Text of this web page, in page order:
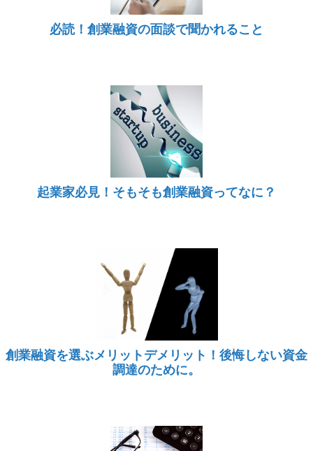
必読！創業融資の面談で聞かれること
起業家必見！そもそも創業融資ってなに？
創業融資を選ぶメリットデメリット！後悔しない資金
調達のために。